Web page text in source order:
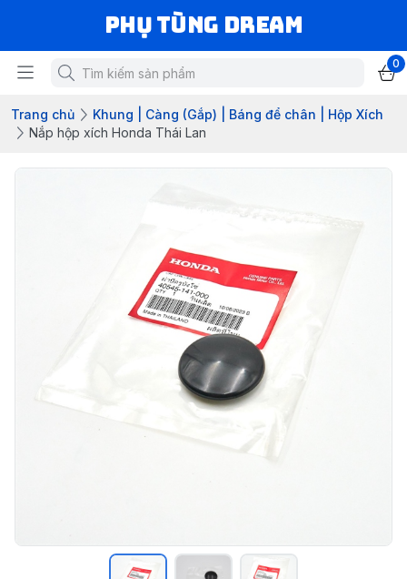
Phụ Tùng Dream
0
Trang chủ
Khung | Càng (Gắp) | Báng để chân | Hộp Xích
Nắp hộp xích Honda Thái Lan